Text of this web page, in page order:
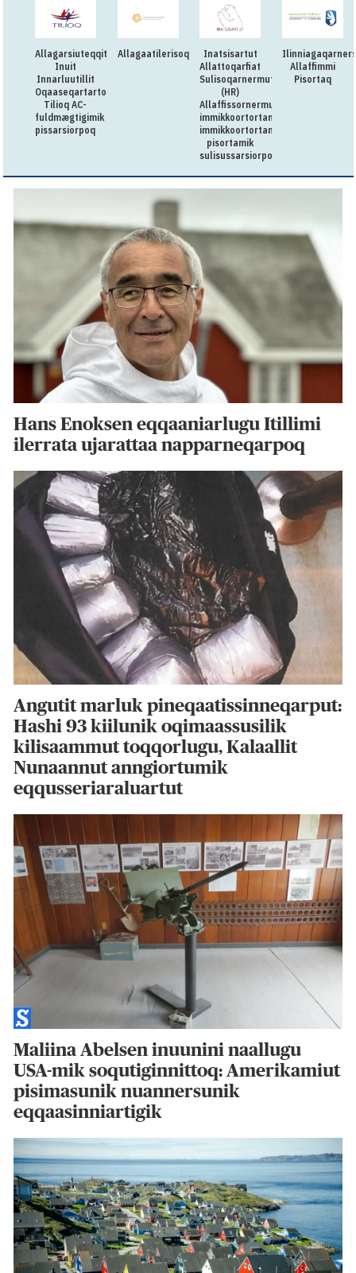
Allagarsiuteqqitaq:
Inuit
Innarluutillit
Oqaaseqartartorqarfia
Tilioq AC-
fuldmægtigimik
pissarsiorpoq
Allagaatilerisoq
Inatsisartut
Allattoqarfiat
Sulisoqarnermut
(HR)
Allaffissornermullu
immikkoortortamut
immikkoortortami
pisortamik
sulisussarsiorpoq
Allaffimmi
Pisortaq
Hans Enoksen eqqaaniarlugu Itillimi
ilerrata ujarattaa napparneqarpoq
Angutit marluk pineqaatissinneqarput:
Hashi 93 kiilunik oqimaassusilik
kilisaammut toqqorlugu, Kalaallit
Nunaannut anngiortumik
eqqusseriaraluartut
Maliina Abelsen inuunini naallugu
USA-mik soqutiginnittoq: Amerikamiut
pisimasunik nuannersunik
eqqaasinniartigik